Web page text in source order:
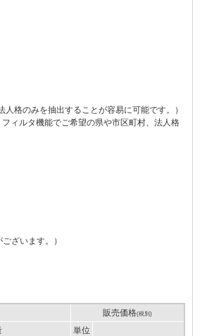
格のみを抽出することが容易に可能です。）
ィルタ機能でご希望の県や市区町村、法人格
ざいます。）
販売価格(税別)
単位